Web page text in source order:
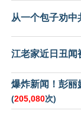
从一个包子劝中
江老家近日丑闻
爆炸新闻！彭丽
(205,080次)